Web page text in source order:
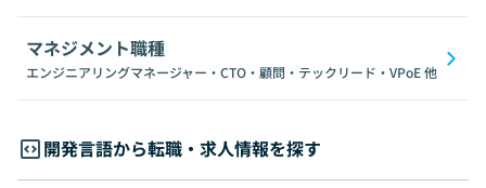
マネジメント職種
エンジニアリングマネージャー・CTO・顧問・テックリード・VPoE他
開発言語から転職・求人情報を探す